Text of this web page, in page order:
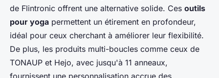
de Flintronic offrent une alternative solide. Ces outils
pour yoga permettent un étirement en profondeur,
idéal pour ceux cherchant à améliorer leur flexibilité.
De plus, les produits multi-boucles comme ceux de
TONAUP et Hejo, avec jusqu'à 11 anneaux,